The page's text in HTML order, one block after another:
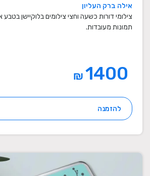
אילה ברק העליון
תמונות מעובדות.
₪
להזמנה